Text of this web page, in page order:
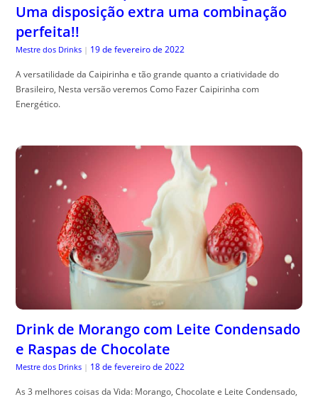
Uma disposição extra uma combinação
perfeita!!
Mestre dos Drinks | 19 de fevereiro de 2022
A versatilidade da Caipirinha e tão grande quanto a criatividade do
Brasileiro, Nesta versão veremos Como Fazer Caipirinha com
Energético.
Drink de Morango com Leite Condensado
e Raspas de Chocolate
Mestre dos Drinks | 18 de fevereiro de 2022
As 3 melhores coisas da Vida: Morango, Chocolate e Leite Condensado,